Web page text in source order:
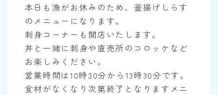
本日も漁がお休みのため、釜揚げしらす
のメニューになります。
刺身コーナーも開店いたします。
丼と一緒に刺身や直売所のコロッケなど
お楽しみください。
営業時間は10時30分から13時30分です。
食材がなくなり次第終了となりますメニ